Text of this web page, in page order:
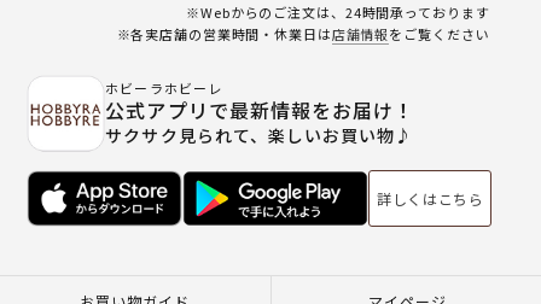
※Webからのご注文は、24時間承っております
※各実店舗の営業時間・休業日は店舗情報をご覧ください
ホビーラホビーレ
公式アプリで最新情報をお届け！
サクサク見られて、楽しいお買い物♪
詳しくはこちら